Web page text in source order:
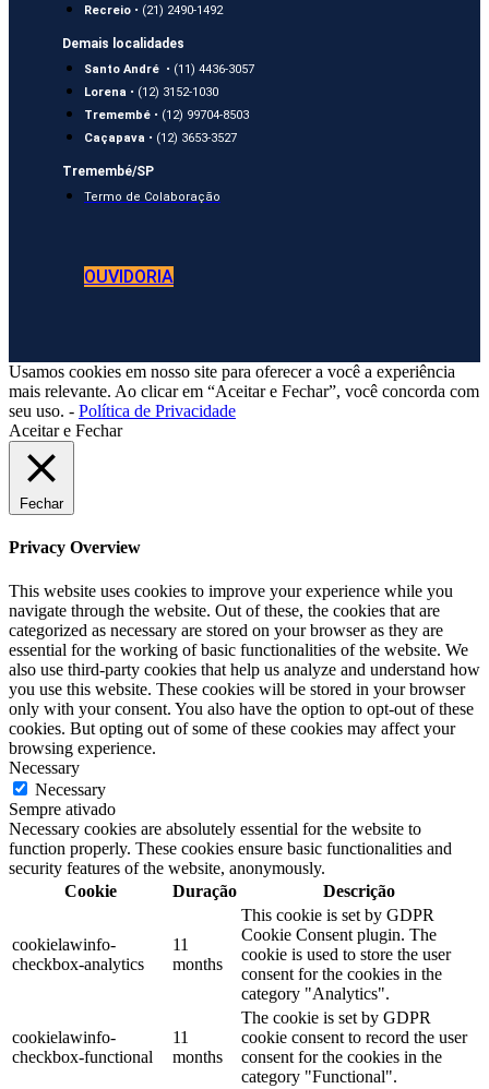
Recreio • (21) 2490-1492
Demais localidades
Santo André • (11) 4436-3057
Lorena • (12) 3152-1030
Tremembé • (12) 99704-8503
Caçapava • (12) 3653-3527
Tremembé/SP
Termo de Colaboração
OUVIDORIA
Usamos cookies em nosso site para oferecer a você a experiência
mais relevante. Ao clicar em “Aceitar e Fechar”, você concorda com
seu uso. - Política de Privacidade
Aceitar e Fechar
Fechar
Privacy Overview
This website uses cookies to improve your experience while you
navigate through the website. Out of these, the cookies that are
categorized as necessary are stored on your browser as they are
essential for the working of basic functionalities of the website. We
also use third-party cookies that help us analyze and understand how
you use this website. These cookies will be stored in your browser
only with your consent. You also have the option to opt-out of these
cookies. But opting out of some of these cookies may affect your
browsing experience.
Necessary
Necessary
Sempre ativado
Necessary cookies are absolutely essential for the website to
function properly. These cookies ensure basic functionalities and
security features of the website, anonymously.
Cookie
Duração Descrição
cookielawinfo-
checkbox-analytics
11
months
This cookie is set by GDPR
Cookie Consent plugin. The
cookie is used to store the user
consent for the cookies in the
category "Analytics".
cookielawinfo-
checkbox-functional
11
months
The cookie is set by GDPR
cookie consent to record the user
consent for the cookies in the
category "Functional".